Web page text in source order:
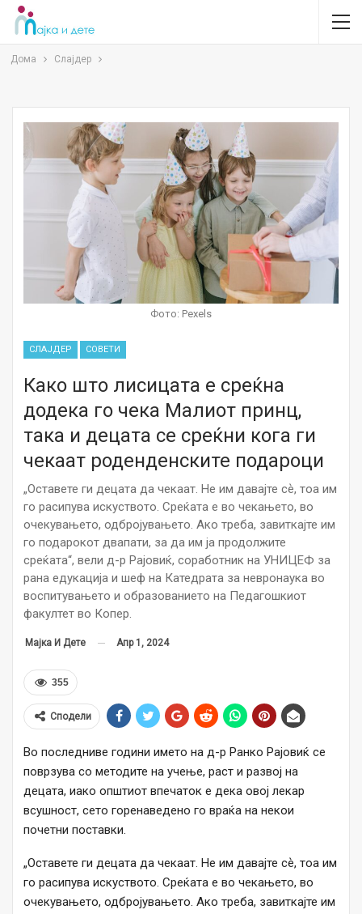
Дома Слајдер
Фото: Pexels
СЛАЈДЕР СОВЕТИ
Како што лисицата е среќна
додека го чека Малиот принц,
така и децата се среќни кога ги
чекаат роденденските подароци
„Оставете ги децата да чекаат. Не им давајте сѐ, тоа им
го расипува искуството. Среќата е во чекањето, во
очекувањето, одбројувањето. Ако треба, завиткајте им
го подарокот двапати, за да им ја продолжите
среќата“, вели д-р Рајовиќ, соработник на УНИЦЕФ за
рана едукација и шеф на Катедрата за невронаука во
воспитувањето и образованието на Педагошкиот
факултет во Копер.
Мајка И Дете Апр 1, 2024
355
Сподели
Во последниве години името на д-р Ранко Рајовиќ се
поврзува со методите на учење, раст и развој на
децата, иако општиот впечаток е дека овој лекар
всушност, сето горенаведено го враќа на некои
почетни поставки.
„Оставете ги децата да чекаат. Не им давајте сѐ, тоа им
го расипува искуството. Среќата е во чекањето, во
очекувањето, одбројувањето. Ако треба, завиткајте им